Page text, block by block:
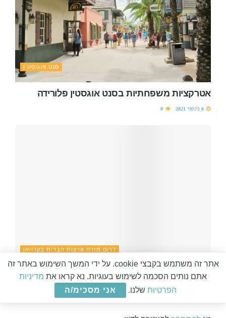
סנט אוגוסטין
אטרקציות משפחתיות בסנט אוגסטין פלורידה
דרום מזרח ארצות הברית בקרוואן
נאשוויל, אני איתך עוד לא גמרתי
0
אתר זה משתמש בקבצי cookie. על ידי המשך השימוש באתר זה
אתם נותים הסכמה לשימוש בעוגיות. נא קראו את מדיניות
הפרטיות שלנו. אני מסכימ/ה